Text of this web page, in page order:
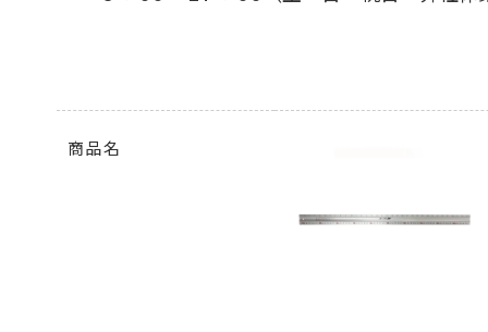
オプション
商品名